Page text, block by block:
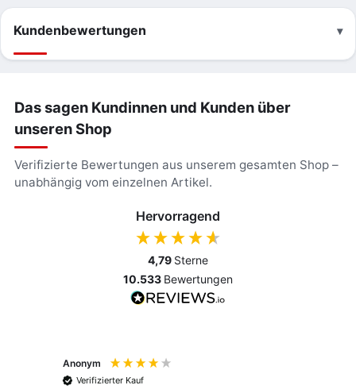
Kundenbewertungen
Das sagen Kundinnen und Kunden über
unseren Shop
Verifizierte Bewertungen aus unserem gesamten Shop –
unabhängig vom einzelnen Artikel.
Hervorragend
4,79 Sterne
10.533 Bewertungen
Anonym
Verifizierter Kauf